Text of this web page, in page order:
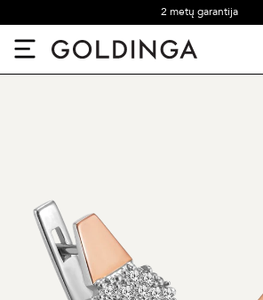
2 metų garantija